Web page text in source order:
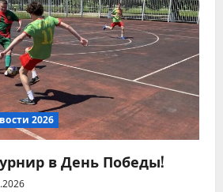
2026
в День Победы!